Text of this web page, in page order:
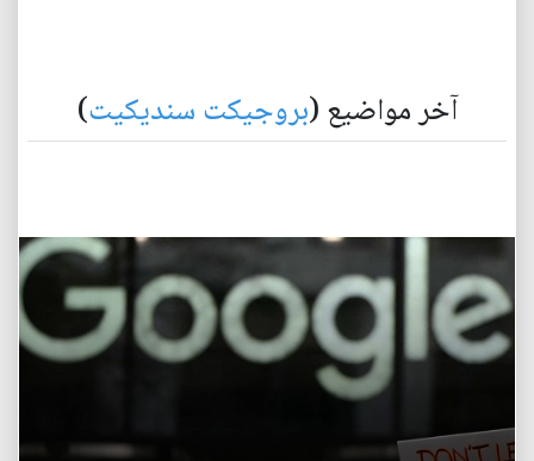
آخر مواضيع (بروجيكت سنديكيت)